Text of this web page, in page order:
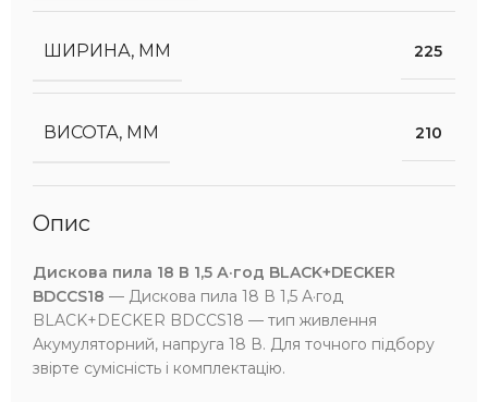
ШИРИНА, ММ 225
ВИСОТА, ММ 210
Опис
Дискова пила 18 В 1,5 А·год BLACK+DECKER
BDCCS18 — Дискова пила 18 В 1,5 А·год
BLACK+DECKER BDCCS18 — тип живлення
Акумуляторний, напруга 18 В. Для точного підбору
звірте сумісність і комплектацію.